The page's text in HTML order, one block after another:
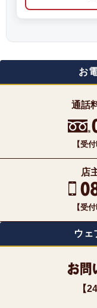
お
通話
【受
店
【受
ウェ
【